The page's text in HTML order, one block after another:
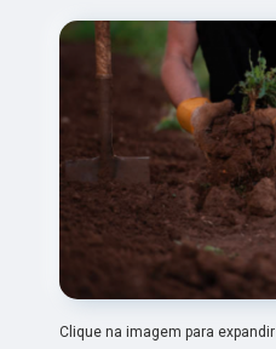
Clique na imagem para expandir